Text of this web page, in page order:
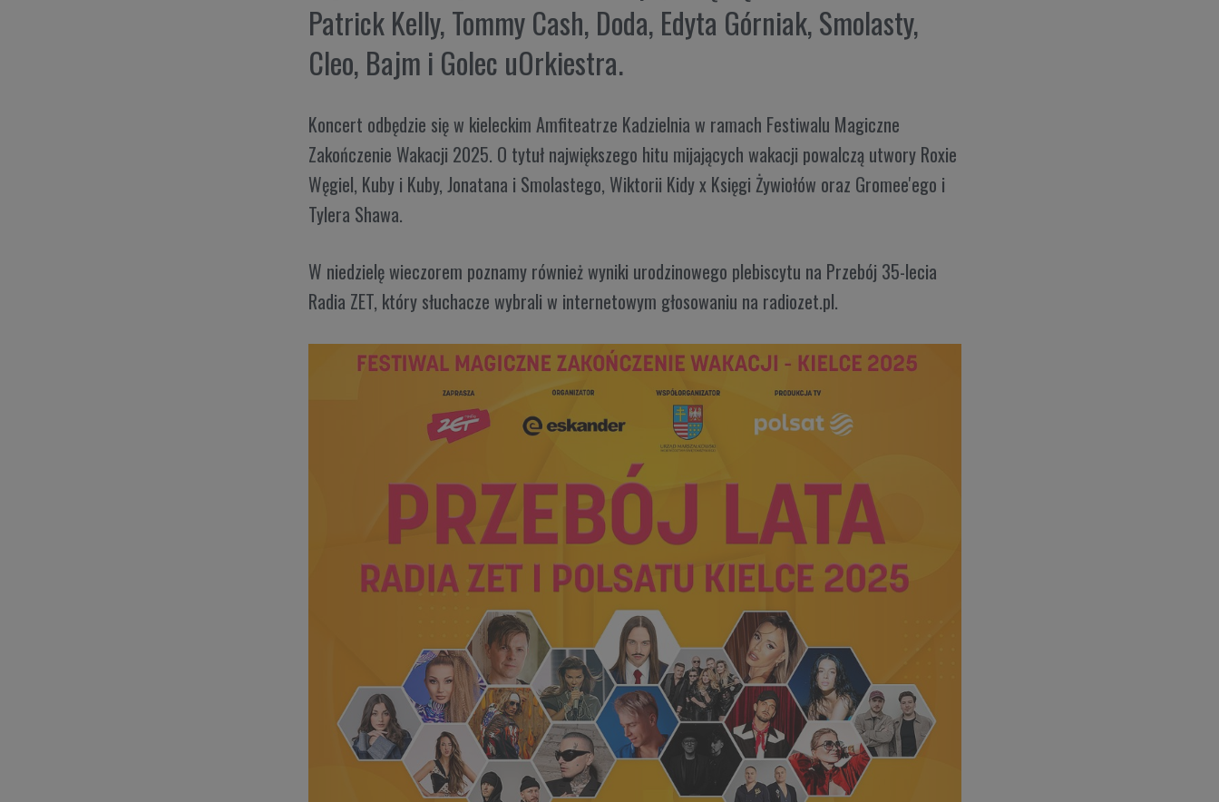
Patrick Kelly, Tommy Cash, Doda, Edyta Górniak, Smolasty,
Cleo, Bajm i Golec uOrkiestra.
Koncert odbędzie się w kieleckim Amfiteatrze Kadzielnia w ramach Festiwalu Magiczne
Zakończenie Wakacji 2025. O tytuł największego hitu mijających wakacji powalczą utwory Roxie
Węgiel, Kuby i Kuby, Jonatana i Smolastego, Wiktorii Kidy x Księgi Żywiołów oraz Gromee'ego i
Tylera Shawa.
W niedzielę wieczorem poznamy również wyniki urodzinowego plebiscytu na Przebój 35-lecia
Radia ZET, który słuchacze wybrali w internetowym głosowaniu na radiozet.pl.